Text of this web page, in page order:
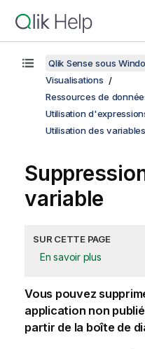
Qlik Sense sous
Visualisations
Ressources de
Utilisation
Utilisation des
variable
SUR CETTE PAGE
En savoir plus
Vous pouvez
application non
partir de la boîte de